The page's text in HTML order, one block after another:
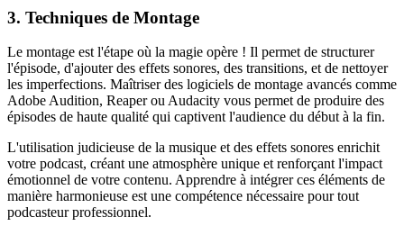
3. Techniques de Montage
Le montage est l'étape où la magie opère ! Il permet de structurer
l'épisode, d'ajouter des effets sonores, des transitions, et de nettoyer
les imperfections. Maîtriser des logiciels de montage avancés comme
Adobe Audition, Reaper ou Audacity vous permet de produire des
épisodes de haute qualité qui captivent l'audience du début à la fin.
L'utilisation judicieuse de la musique et des effets sonores enrichit
votre podcast, créant une atmosphère unique et renforçant l'impact
émotionnel de votre contenu. Apprendre à intégrer ces éléments de
manière harmonieuse est une compétence nécessaire pour tout
podcasteur professionnel.